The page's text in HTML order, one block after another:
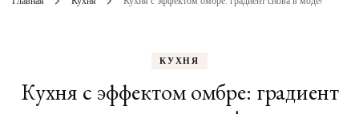
КУХНЯ
Кухня с эффектом омбре: градиент